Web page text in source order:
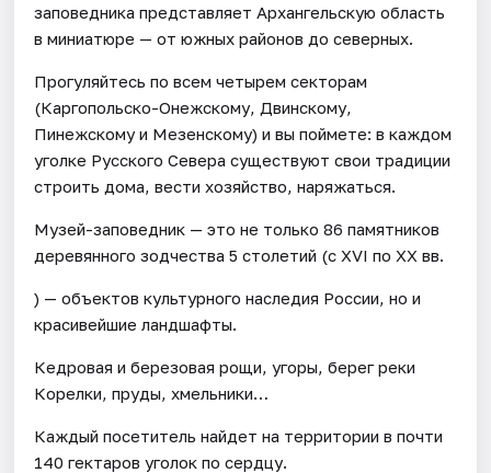
заповедника представляет Архангельскую область
в миниатюре — от южных районов до северных.
Прогуляйтесь по всем четырем секторам
(Каргопольско-Онежскому, Двинскому,
Пинежскому и Мезенскому) и вы поймете: в каждом
уголке Русского Севера существуют свои традиции
строить дома, вести хозяйство, наряжаться.
Музей-заповедник — это не только 86 памятников
деревянного зодчества 5 столетий (с XVI по ХХ вв.
) — объектов культурного наследия России, но и
красивейшие ландшафты.
Кедровая и березовая рощи, угоры, берег реки
Корелки, пруды, хмельники…
Каждый посетитель найдет на территории в почти
140 гектаров уголок по сердцу.